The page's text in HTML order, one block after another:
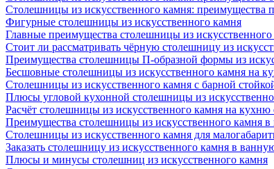
Столешницы из искусственного камня: преимущества
Фигурные столешницы из искусственного камня
Главные преимущества столешницы из
Стоит ли рассматривать чёрную столешницу из
Преимущества столешницы П-образной формы из
Бесшовные столешницы из искусственного камня на
Столешницы из искусственного камня с барной
Плюсы угловой кухонной столешницы из
Расчёт столешницы из искусственного камня на кухню
Преимущества столешницы из искусственного камня в
Столешницы из искусственного камня для
Заказать столешницу из искусственного камня в
Плюсы и минусы столешниц из искусственного камня